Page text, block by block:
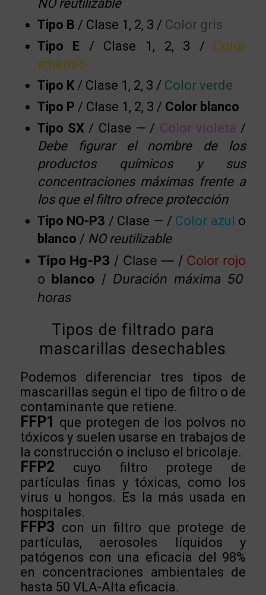
NO reutilizable
Tipo B / Clase 1, 2, 3 / Color gris
Tipo E / Clase 1, 2, 3 /
Color
amarillo
Tipo K/ Clase 1, 2, 3 / Color verde
Tipo P / Clase 1, 2, 3 / Color blanco
Tipo SX/ Clase — / Color violeta /
Debe figurar el nombre de los
productos químicos y sus
concentraciones máximas frente a
los que el filtro ofrece protección
Tipo NO-P3 / Clase — / Color azul o
blanco / NO reutilizable
Tipo Hg-P3 / Clase — / Color rojo
o blanco / Duración máxima 50
horas
Tipos de filtrado para
mascarillas desechables
Podemos diferenciar tres tipos de
mascarillas según el tipo de filtro o de
contaminante que retiene.
FFP1 que protegen de los polvos no
tóxicos y suelen usarse en trabajos de
la construcción o incluso el bricolaje.
FFP2 cuyo filtro protege de
partículas finas y tóxicas, como los
virus u hongos. Es la más usada en
hospitales.
FFP3 con un filtro que protege de
partículas, aerosoles líquidos y
patógenos con una eficacia del 98%
en concentraciones ambientales de
hasta 50 VLA-Alta eficacia.